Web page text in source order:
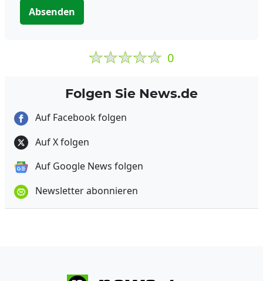
Absenden
0
Folgen Sie News.de
Auf Facebook folgen
Auf X folgen
Auf Google News folgen
Newsletter abonnieren